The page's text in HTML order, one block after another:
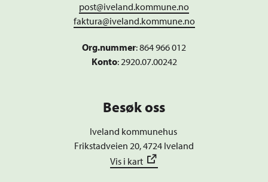
post@iveland.kommune.no
faktura@iveland.kommune.no
Org.nummer:864 966 012
Konto: 2920.07.00242
Besøk oss
Iveland kommunehus
Frikstadveien 20, 4724 Iveland
Vis i kart